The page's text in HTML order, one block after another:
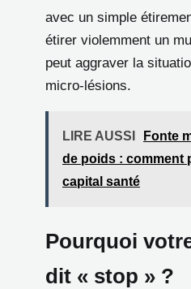
avec un simple
étirer violemment un
peut aggraver la
micro-lésions.
LIRE AUSSI
Fonte
de poids : comment
capital santé
Pourquoi
dit « stop » ?